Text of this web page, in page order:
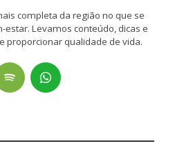
completa da região no que se
Levamos conteúdo, dicas e
proporcionar qualidade de vida.